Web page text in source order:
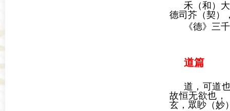
禾（和）
德司芥（契）
《德》三
道篇
道，可道
故恒无欲也，
玄，眾眇（妙